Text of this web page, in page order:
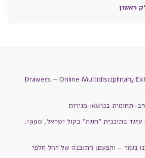
ראשון
Drawers – Online Multidisciplinary
תחומית בנושא: מגירות
החומר הוא צלילים – יבשם עזגד בתוכנית "חוגה" בקול ישראל, 1990.
נגמר – והפעם: התובנה של רחל חלפי